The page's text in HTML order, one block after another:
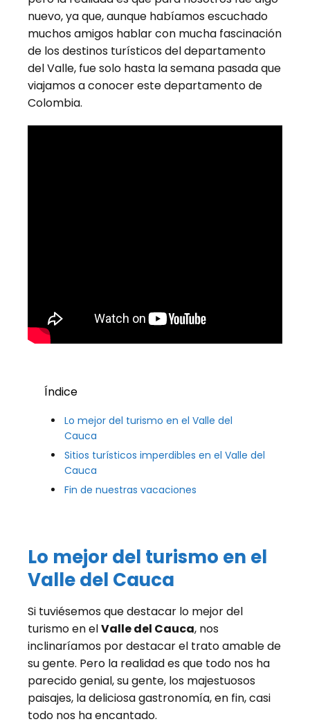
nuevo, ya que, aunque habíamos escuchado
muchos amigos hablar con mucha fascinación
de los destinos turísticos del departamento
del Valle, fue solo hasta la semana pasada que
viajamos a conocer este departamento de
Colombia.
Índice
Lo mejor del turismo en el Valle del
Cauca
Sitios turísticos imperdibles en el Valle del
Cauca
Fin de nuestras vacaciones
Lo mejor del turismo en el
Valle del Cauca
Si tuviésemos que destacar lo mejor del
turismo en elValle del Cauca, nos
inclinaríamos por destacar el trato amable de
su gente. Pero la realidad es que todo nos ha
parecido genial, su gente, los majestuosos
paisajes, la deliciosa gastronomía, en fin, casi
todo nos ha encantado.